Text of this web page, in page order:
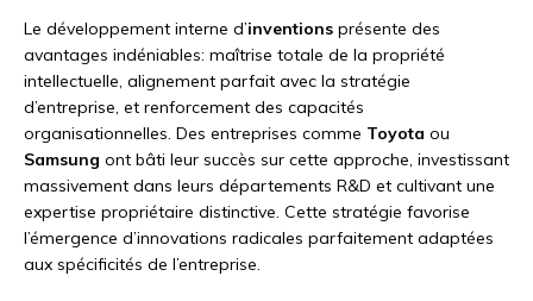
Le développement interne d’inventions présente des
avantages indéniables: maîtrise totale de la propriété
intellectuelle, alignement parfait avec la stratégie
d’entreprise, et renforcement des capacités
organisationnelles. Des entreprises comme Toyota ou
Samsung ont bâti leur succès sur cette approche, investissant
massivement dans leurs départements R&D et cultivant une
expertise propriétaire distinctive. Cette stratégie favorise
l’émergence d’innovations radicales parfaitement adaptées
aux spécificités de l’entreprise.